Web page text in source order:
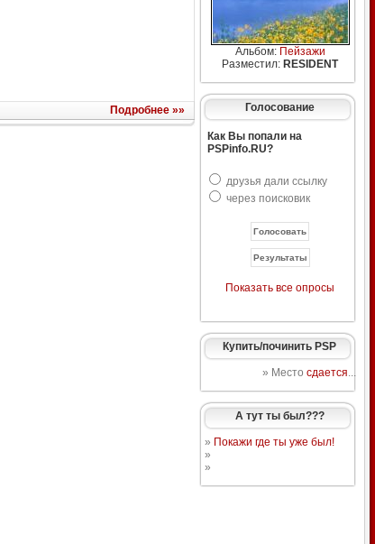
Подробнее »»
Альбом: Пейзажи
Разместил: RESIDENT
Голосование
Как Вы попали на
PSPinfo.RU?
друзья дали ссылку
через поисковик
Показать все опросы
Купить/починить PSP
» Место сдается...
А тут ты был???
» Покажи где ты уже был!
»
»